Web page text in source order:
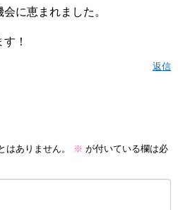
に恵まれました。
！
返信
はありません。 ※ が付いている欄は必